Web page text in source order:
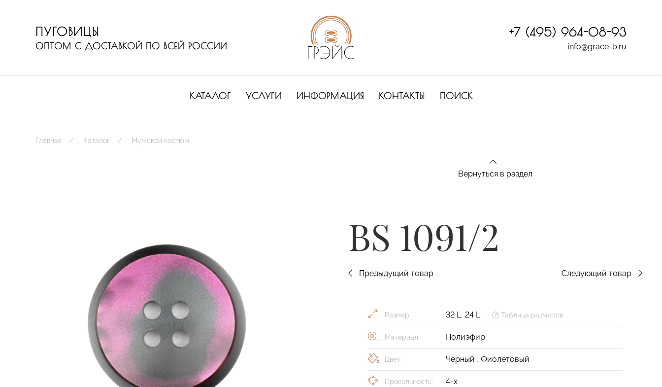
ПУГОВИЦЫ
ОПТОМ С ДОСТАВКОЙ ПО ВСЕЙ РОССИИ
+7 (495) 964-08-93
info@grace-b.ru
КАТАЛОГ УСЛУГИ ИНФОРМАЦИЯ КОНТАКТЫ ПОИСК
Главная Каталог Мужской костюм
Вернуться в раздел
BS 1091/2
Предыдущий товар Следующий товар
Размер: 32 L, 24 L Таблица размеров
Материал: Полиэфир
Цвет: Черный , Фиолетовый
Прокольность: 4-х